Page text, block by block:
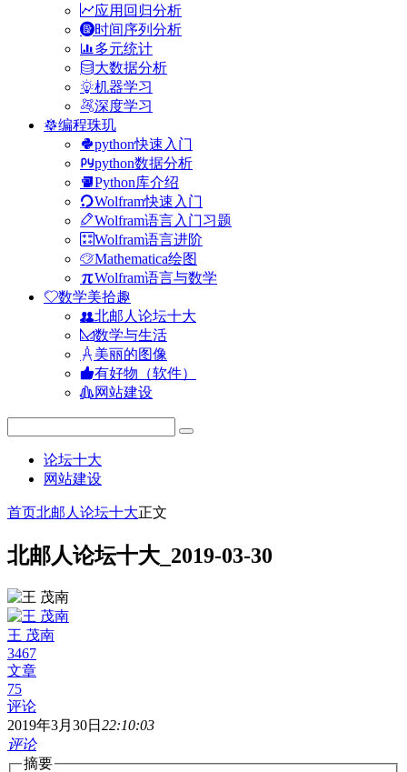
应用回归分析
时间序列分析
多元统计
大数据分析
机器学习
深度学习
编程珠玑
python快速入门
python数据分析
Python库介绍
Wolfram快速入门
Wolfram语言入门习题
Wolfram语言进阶
Mathematica绘图
Wolfram语言与数学
数学美拾趣
北邮人论坛十大
数学与生活
美丽的图像
有好物（软件）
网站建设
论坛十大
网站建设
首页北邮人论坛十大正文
北邮人论坛十大_2019-03-30
王 茂南
3467
文章
75
评论
2019年3月30日 22:10:03
评论
摘要